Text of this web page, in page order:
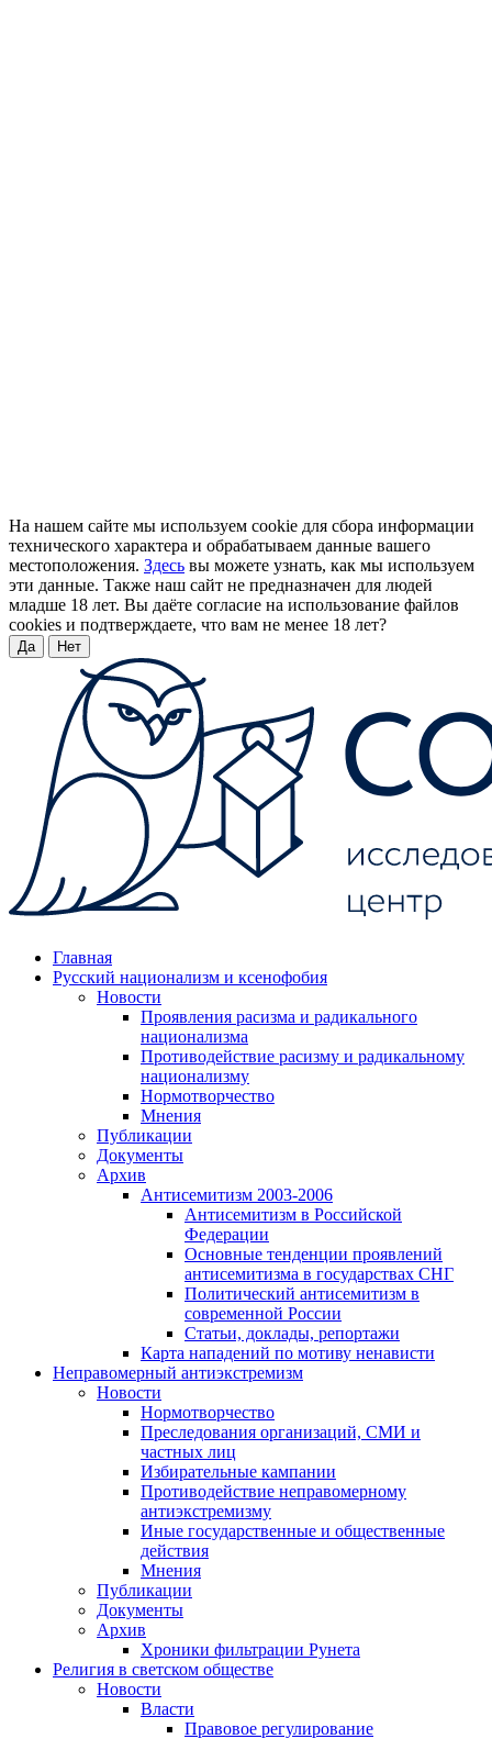
На нашем сайте мы используем cookie для сбора информации
технического характера и обрабатываем данные вашего
местоположения. Здесь вы можете узнать, как мы используем
эти данные. Также наш сайт не предназначен для людей
младше 18 лет. Вы даёте согласие на использование файлов
cookies и подтверждаете, что вам не менее 18 лет?
Да Нет
Главная
Русский национализм и ксенофобия
Новости
Проявления расизма и радикального
национализма
Противодействие расизму и радикальному
национализму
Нормотворчество
Мнения
Публикации
Документы
Архив
Антисемитизм 2003-2006
Антисемитизм в Российской
Федерации
Основные тенденции проявлений
антисемитизма в государствах СНГ
Политический антисемитизм в
современной России
Статьи, доклады, репортажи
Карта нападений по мотиву ненависти
Неправомерный антиэкстремизм
Новости
Нормотворчество
Преследования организаций, СМИ и
частных лиц
Избирательные кампании
Противодействие неправомерному
антиэкстремизму
Иные государственные и общественные
действия
Мнения
Публикации
Документы
Архив
Хроники фильтрации Рунета
Религия в светском обществе
Новости
Власти
Правовое регулирование